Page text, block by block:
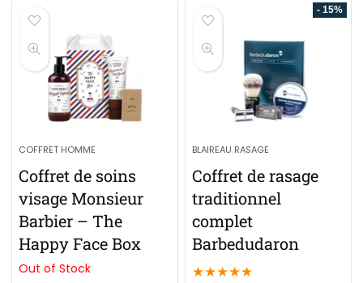
COFFRET HOMME
Coffret de soins
visage Monsieur
Barbier – The
Happy Face Box
Out of Stock
- 15%
BLAIREAU RASAGE
Coffret de rasage
traditionnel
complet
Barbedudaron
★★★★★